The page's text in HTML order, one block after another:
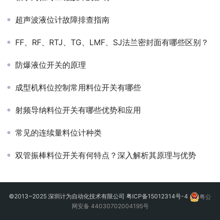
超声波液位计故障排查指南
FF、RF、RTJ、TG、LMF、SJ法兰密封面有哪些区别？
防爆液位开关的原理
成型机料位控制常用料位开关有哪些
射频导纳料位开关有哪些优势和应用
常见的连续量料位计种类
双管振棒料位开关有何特点？深入解析其原理与优势
©2013~2025 深圳计为自动化技术有限公司 粤ICP备15012314号-4
粤公
网安备 44030702004195号